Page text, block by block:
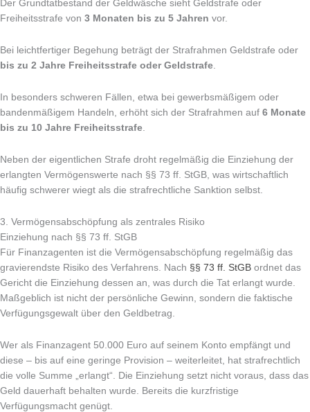
Der Grundtatbestand der Geldwäsche sieht Geldstrafe oder
Freiheitsstrafe von 3 Monaten bis zu 5 Jahren vor.
Bei leichtfertiger Begehung beträgt der Strafrahmen Geldstrafe oder
bis zu 2 Jahre Freiheitsstrafe oder Geldstrafe.
In besonders schweren Fällen, etwa bei gewerbsmäßigem oder
bandenmäßigem Handeln, erhöht sich der Strafrahmen auf 6 Monate
bis zu 10 Jahre Freiheitsstrafe.
Neben der eigentlichen Strafe droht regelmäßig die Einziehung der
erlangten Vermögenswerte nach §§ 73 ff. StGB, was wirtschaftlich
häufig schwerer wiegt als die strafrechtliche Sanktion selbst.
3. Vermögensabschöpfung als zentrales Risiko
Einziehung nach §§ 73 ff. StGB
Für Finanzagenten ist die Vermögensabschöpfung regelmäßig das
gravierendste Risiko des Verfahrens. Nach §§ 73 ff. StGB ordnet das
Gericht die Einziehung dessen an, was durch die Tat erlangt wurde.
Maßgeblich ist nicht der persönliche Gewinn, sondern die faktische
Verfügungsgewalt über den Geldbetrag.
Wer als Finanzagent 50.000 Euro auf seinem Konto empfängt und
diese – bis auf eine geringe Provision – weiterleitet, hat strafrechtlich
die volle Summe „erlangt“. Die Einziehung setzt nicht voraus, dass das
Geld dauerhaft behalten wurde. Bereits die kurzfristige
Verfügungsmacht genügt.